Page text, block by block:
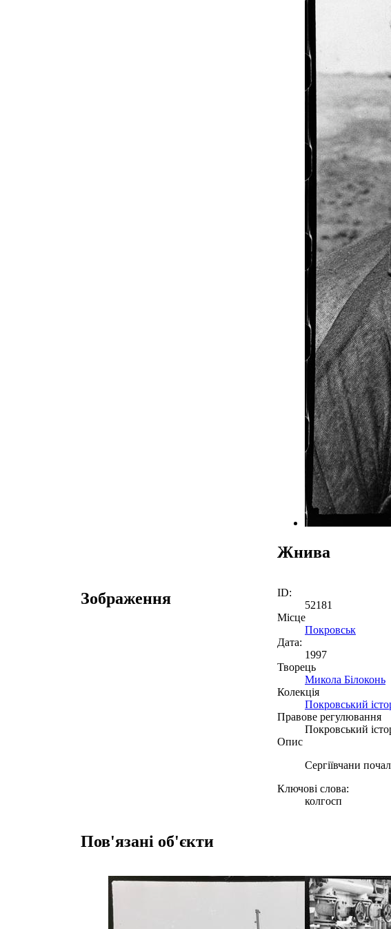
Жнива
Зображення
ID:
52181
Місце
Покровськ
Дата:
1997
Творець
Микола Білоконь
Колекція
Покровський
Правове регулювання
Покровський
Опис
Сергіївчани
Ключові слова:
колгосп
Пов'язані об'єкти